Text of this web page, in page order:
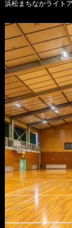
浜松まちなかライト